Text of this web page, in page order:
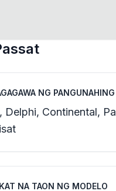
NG
Delphi, Continental,
NA TAON NG MODELO